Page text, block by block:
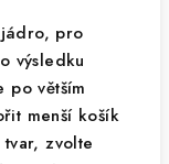
pro
výsledku
po větším
menší košík
zvolte